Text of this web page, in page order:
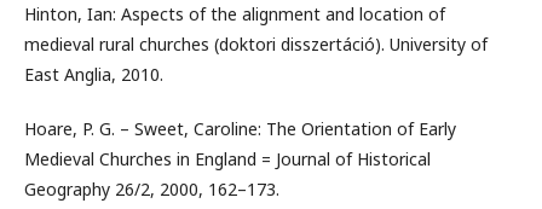
Hinton, Ian: Aspects of the alignment and location of
medieval rural churches (doktori disszertáció). University of
East Anglia, 2010.
Hoare, P. G. – Sweet, Caroline: The Orientation of Early
Medieval Churches in England = Journal of Historical
Geography 26/2, 2000, 162–173.